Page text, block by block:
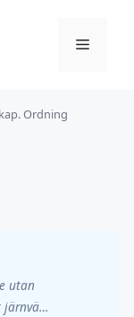
Meny
Ordning
utan
järnvä…